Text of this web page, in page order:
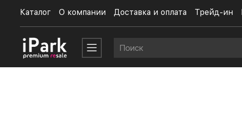
Каталог О компании Доставка и оплата Трейд-ин